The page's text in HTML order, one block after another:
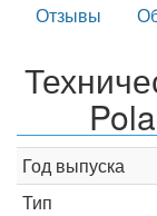
Отзывы
Год выпуска
Тип